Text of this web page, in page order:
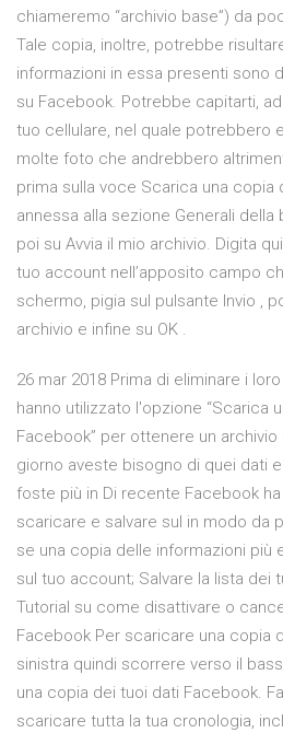
chiameremo “archivio base”) da
Tale copia, inoltre, potrebbe
informazioni in essa presenti sono
su Facebook. Potrebbe capitarti,
tuo cellulare, nel quale potrebbero
molte foto che andrebbero
prima sulla voce Scarica una copia
annessa alla sezione Generali della
poi su Avvia il mio archivio. Digita
tuo account nell’apposito campo
schermo, pigia sul pulsante Invio ,
archivio e infine su OK .
26 mar 2018 Prima di eliminare i
hanno utilizzato l'opzione “Scarica
Facebook” per ottenere un
giorno aveste bisogno di quei dati
foste più in Di recente Facebook
scaricare e salvare sul in modo da
se una copia delle informazioni più
sul tuo account; Salvare la lista dei
Tutorial su come disattivare o
Facebook Per scaricare una copia
sinistra quindi scorrere verso il
una copia dei tuoi dati Facebook.
scaricare tutta la tua cronologia,